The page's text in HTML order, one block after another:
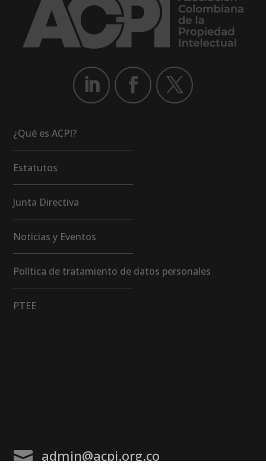
¿Qué es ACPI?
Estatutos
Junta Directiva
Noticias y Eventos
Política de tratamiento de datos personales
PTEE
 admin@acpi.org.co